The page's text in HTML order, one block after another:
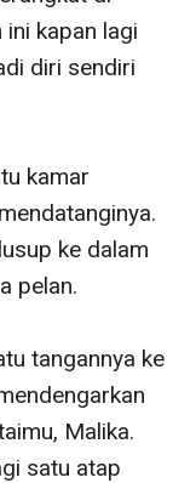
kapan lagi
diri sendiri
kamar
ke dalam
pelan.
tangannya ke
Malika.
satu atap